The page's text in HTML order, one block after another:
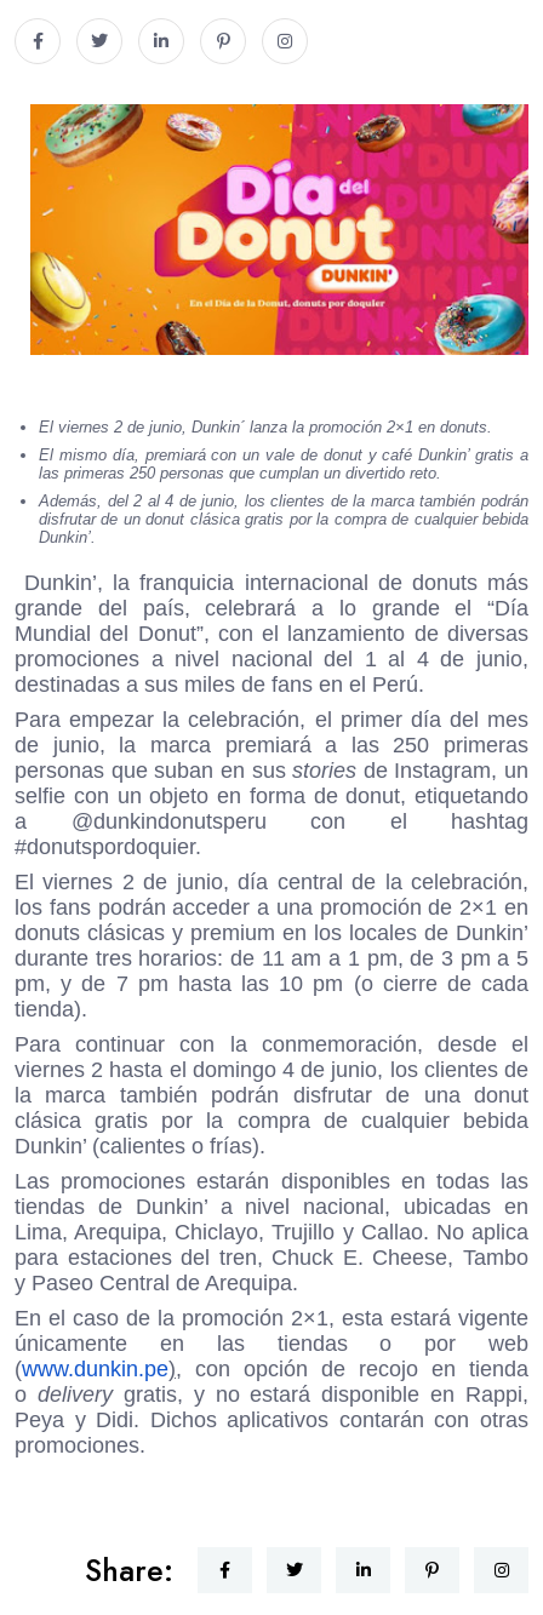
El viernes 2 de junio, Dunkin´ lanza la promoción 2×1 en donuts.
El mismo día, premiará con un vale de donut y café Dunkin’ gratis a
las primeras 250 personas que cumplan un divertido reto.
Además, del 2 al 4 de junio, los clientes de la marca también podrán
disfrutar de un donut clásica gratis por la compra de cualquier bebida
Dunkin’.
Dunkin’, la franquicia internacional de donuts más
grande del país, celebrará a lo grande el “Día
Mundial del Donut”, con el lanzamiento de diversas
promociones a nivel nacional del 1 al 4 de junio,
destinadas a sus miles de fans en el Perú.
Para empezar la celebración, el primer día del mes
de junio, la marca premiará a las 250 primeras
personas que suban en susstories de Instagram, un
selfie con un objeto en forma de donut, etiquetando
a @dunkindonutsperu con el hashtag
#donutspordoquier.
El viernes 2 de junio, día central de la celebración,
los fans podrán acceder a una promoción de 2×1 en
donuts clásicas y premium en los locales de Dunkin’
durante tres horarios: de 11 am a 1 pm, de 3 pm a 5
pm, y de 7 pm hasta las 10 pm (o cierre de cada
tienda).
Para continuar con la conmemoración, desde el
viernes 2 hasta el domingo 4 de junio, los clientes de
la marca también podrán disfrutar de una donut
clásica gratis por la compra de cualquier bebida
Dunkin’ (calientes o frías).
Las promociones estarán disponibles en todas las
tiendas de Dunkin’ a nivel nacional, ubicadas en
Lima, Arequipa, Chiclayo, Trujillo y Callao. No aplica
para estaciones del tren, Chuck E. Cheese, Tambo
y Paseo Central de Arequipa.
En el caso de la promoción 2×1, esta estará vigente
únicamente en las tiendas o por web
(www.dunkin.pe), con opción de recojo en tienda
o deliverygratis, y no estará disponible en Rappi,
Peya y Didi. Dichos aplicativos contarán con otras
promociones.
Share: